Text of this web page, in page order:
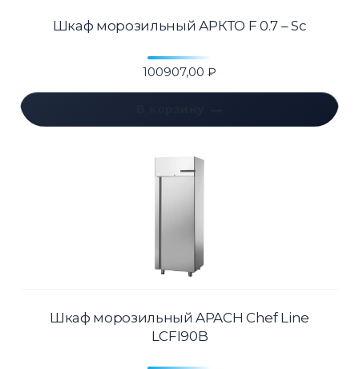
Шкаф морозильный АРКТО F 0.7 – Sc
100907,00 ₽
Шкаф морозильный APACH Chef Line
LCFI90B